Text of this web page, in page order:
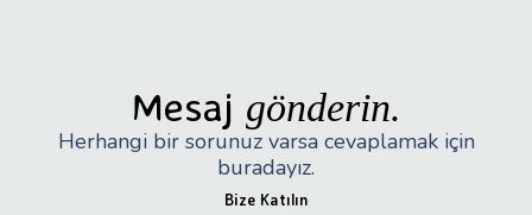
Mesaj gönderin.
Herhangi bir sorunuz varsa cevaplamak için
buradayız.
Bize Katılın